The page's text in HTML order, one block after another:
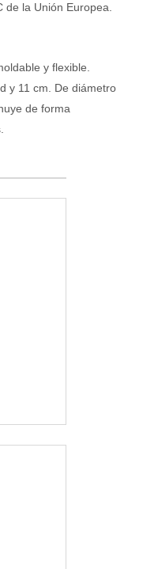
de la Unión Europea.
y flexible.
y 11 cm. De diámetro
de forma